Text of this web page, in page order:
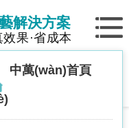
解決方案
果·省成本
中萬(wàn)首頁